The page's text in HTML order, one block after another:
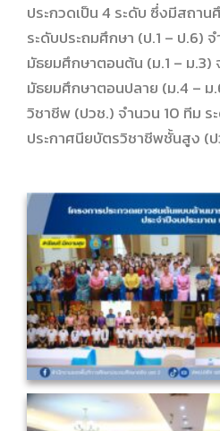
ประกวดเป็น 4 ระดับ ซึ่งมีสถา
ระดับประถมศึกษา (ป.1 – ป.6)
มัธยมศึกษาตอนต้น (ม.1 – ม.3)
มัธยมศึกษาตอนปลาย (ม.4 – ม
วิชาชีพ (ปวช.) จำนวน 10 ทีม ร
ประกาศนียบัตรวิชาชีพชั้นสูง (